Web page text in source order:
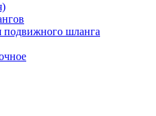
подвижного шланга